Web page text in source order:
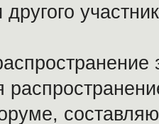
другого